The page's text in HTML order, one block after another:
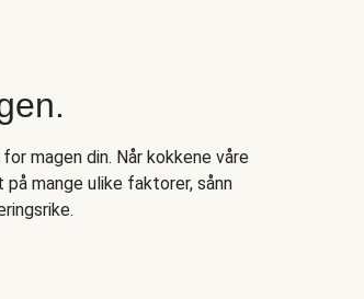
magen din. Når kokkene våre
mange ulike faktorer, sånn